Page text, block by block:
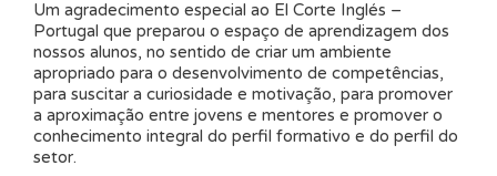
Um agradecimento especial ao El Corte Inglés –
Portugal que preparou o espaço de aprendizagem dos
nossos alunos, no sentido de criar um ambiente
apropriado para o desenvolvimento de competências,
para suscitar a curiosidade e motivação, para promover
a aproximação entre jovens e mentores e promover o
conhecimento integral do perfil formativo e do perfil do
setor.